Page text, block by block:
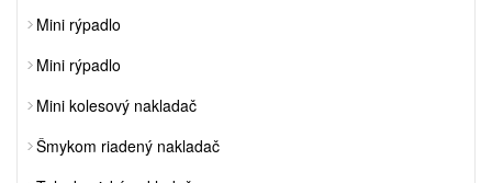
Mini rýpadlo
Mini rýpadlo
Mini kolesový nakladač
Šmykom riadený nakladač